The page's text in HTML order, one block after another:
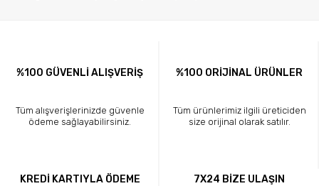
%100 GÜVENLİ ALIŞVERİŞ
Tüm alışverişlerinizde güvenle
ödeme sağlayabilirsiniz.
%100 ORİJİNAL ÜRÜNLER
Tüm ürünlerimiz ilgili üreticiden
size orijinal olarak satılır.
KREDİ KARTIYLA ÖDEME 7X24 BİZE ULAŞIN